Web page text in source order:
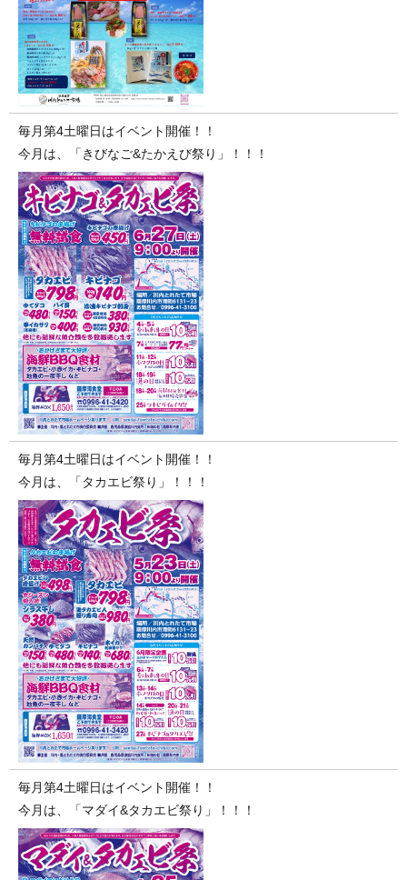
毎月第4土曜日はイベント開催！！
今月は、「きびなご&たかえび祭り」！！！
毎月第4土曜日はイベント開催！！
今月は、「タカエビ祭り」！！！
毎月第4土曜日はイベント開催！！
今月は、「マダイ&タカエビ祭り」！！！